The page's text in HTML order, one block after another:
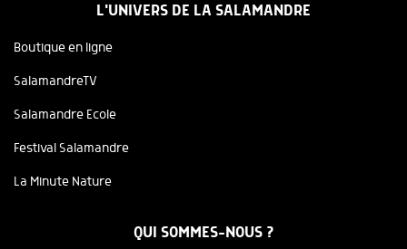
L'UNIVERS DE LA SALAMANDRE
Boutique en ligne
SalamandreTV
Salamandre Ecole
Festival Salamandre
La Minute Nature
QUI SOMMES-NOUS ?